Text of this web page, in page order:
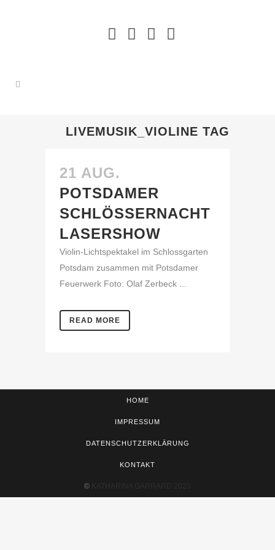
LIVEMUSIK_VIOLINE TAG
21 AUG.
POTSDAMER
SCHLÖSSERNACHT
LASERSHOW
Violin-Lichtspektakel im Schlossgarten
Potsdam zusammen mit Potsdamer
Feuerwerk Foto: Olaf Zerbeck ...
READ MORE
HOME
IMPRESSUM
DATENSCHUTZERKLÄRUNG
KONTAKT
©